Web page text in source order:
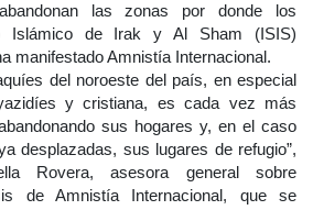
las zonas por donde los
Islámico de Irak y Al Sham (ISIS)
manifestado Amnistía Internacional.
del noroeste del país, en especial
y cristiana, es cada vez más
sus hogares y, en el caso
desplazadas, sus lugares de refugio”,
Rovera, asesora general sobre
de Amnistía Internacional, que se